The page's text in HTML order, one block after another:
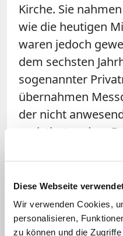
Diese Webseite
Wir verwenden Cookies,
personalisieren,
zu können und die
Kirche. Sie
wie die heutigen
waren jedoch
dem sechsten
sogenannter
übernahmen
der nicht
assistierten dem
Anwesenheit von
vor; die Synode
offiziell "ministri"
Jahrhunderte